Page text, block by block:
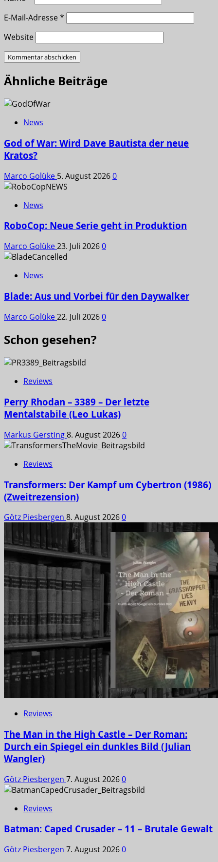
E-Mail-Adresse*
Website
Ähnliche Beiträge
News
God of War: Wird Dave Bautista der neue
Kratos?
Marco Golüke 5. August 20260
News
RoboCop: Neue Serie geht in Produktion
Marco Golüke23. Juli 20260
News
Blade: Aus und Vorbei für den Daywalker
Marco Golüke22. Juli 20260
Schon gesehen?
Reviews
Perry Rhodan – 3389 – Der letzte
Mentalstabile (Leo Lukas)
Markus Gersting8. August 20260
Reviews
Transformers: Der Kampf um Cybertron (1986)
(Zweitrezension)
Götz Piesbergen 8. August 20260
Reviews
The Man in the High Castle – Der Roman:
Durch ein Spiegel ein dunkles Bild (Julian
Wangler)
Götz Piesbergen 7. August 20260
Reviews
Batman: Caped Crusader – 11 – Brutale Gewalt
Götz Piesbergen 7. August 20260